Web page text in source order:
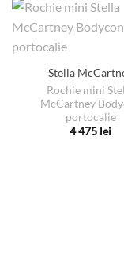
Stella
Rochie mini
McCartney
portocalie
4 475 lei